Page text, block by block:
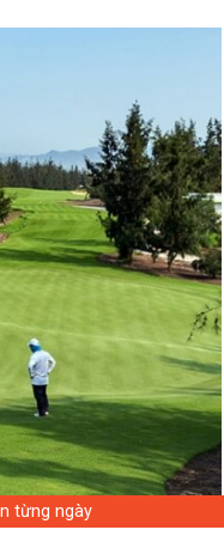
từng ngày